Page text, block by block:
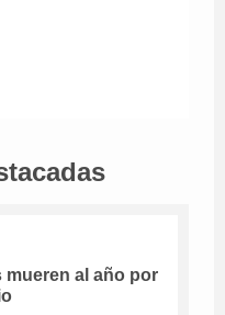
mueren al año por